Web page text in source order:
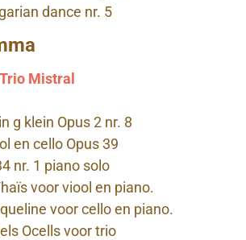
dance nr. 5
Trio Mistral
g klein Opus 2 nr. 8
en cello Opus 39
nr. 1 piano solo
voor viool en piano.
voor cello en piano.
Ocells voor trio